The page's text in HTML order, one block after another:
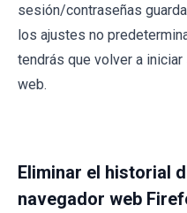
sesión/contraseñas
los ajustes no
tendrás que volver a
web.
Eliminar el historial
navegador web